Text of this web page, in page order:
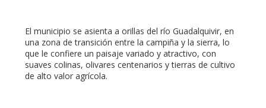
El municipio se asienta a orillas del río Guadalquivir, en
una zona de transición entre la campiña y la sierra, lo
que le confiere un paisaje variado y atractivo, con
suaves colinas, olivares centenarios y tierras de cultivo
de alto valor agrícola.